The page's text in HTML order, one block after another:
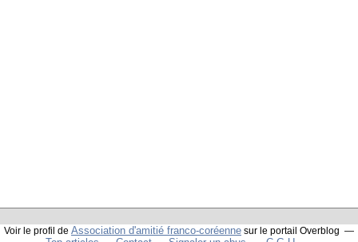
Voir le profil de Association d'amitié franco-coréenne sur le portail Overblog